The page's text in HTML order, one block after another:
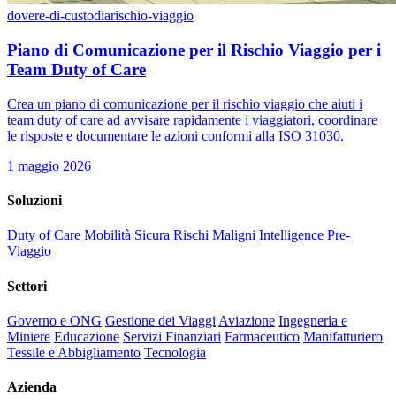
dovere-di-custodiarischio-viaggio
Piano di Comunicazione per il Rischio Viaggio per i
Team Duty of Care
Crea un piano di comunicazione per il rischio viaggio che aiuti i
team duty of care ad avvisare rapidamente i viaggiatori, coordinare
le risposte e documentare le azioni conformi alla ISO 31030.
1 maggio 2026
Soluzioni
Duty of Care Mobilità Sicura Rischi Maligni Intelligence Pre-
Viaggio
Settori
Governo e ONG Gestione dei Viaggi Aviazione Ingegneria e
Miniere Educazione Servizi Finanziari Farmaceutico Manifatturiero
Tessile e Abbigliamento Tecnologia
Azienda